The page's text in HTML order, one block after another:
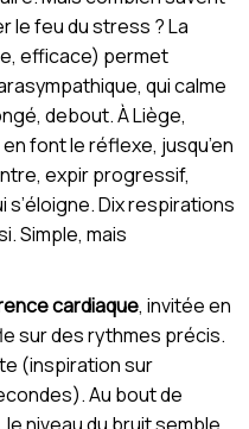
le feu du stress ? La
efficace) permet
qui calme
debout. À Liège,
font le réflexe, jusqu’en
expir progressif,
s’éloigne. Dix respirations
Simple, mais
cardiaque, invitée en
sur des rythmes précis.
(inspiration sur
Au bout de